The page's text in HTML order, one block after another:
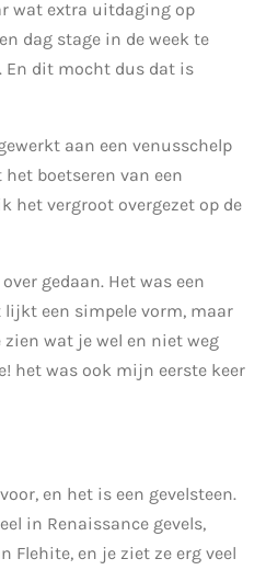
wat extra uitdaging op
dag stage in de week te
En dit mocht dus dat is
aan een venusschelp
boetseren van een
het vergroot overgezet op de
gedaan. Het was een
een simpele vorm, maar
wat je wel en niet weg
het was ook mijn eerste keer
en het is een gevelsteen.
in Renaissance gevels,
Flehite, en je ziet ze erg veel